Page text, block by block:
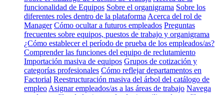
funcionalidad de Equipos Sobre el organigrama Sobre los
diferentes roles dentro de la plataforma Acerca del rol de
Manager Cómo ocultar a futuros empleados Preguntas
frecuentes sobre equipos, puestos de trabajo y organigrama
¿Cómo establecer el período de prueba de los empleados/as?
Comprender las funciones del equipo de reclutamiento
Importación masiva de equipos Grupos de cotización y
categorías profesionales Cómo reflejar departamentos en
Factorial Reestructuración masiva del árbol del catálogo de
empleo Asignar empleados/as a las áreas de trabajo Navega